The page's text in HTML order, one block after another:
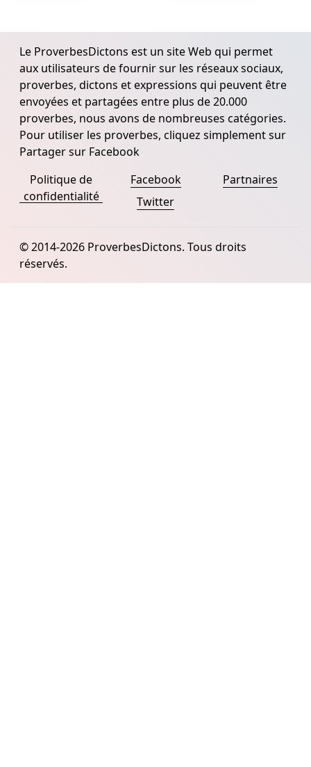
Le ProverbesDictons est un site Web qui permet
aux utilisateurs de fournir sur les réseaux sociaux,
proverbes, dictons et expressions qui peuvent être
envoyées et partagées entre plus de 20.000
proverbes, nous avons de nombreuses catégories.
Pour utiliser les proverbes, cliquez simplement sur
Partager sur Facebook
Politique de
confidentialité
Facebook
Twitter
Partnaires
© 2014-2026 ProverbesDictons. Tous droits
réservés.